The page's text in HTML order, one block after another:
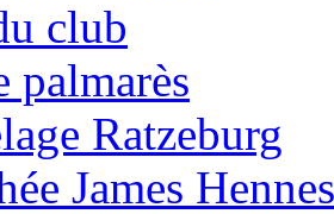
club
palmarès
Ratzeburg
James